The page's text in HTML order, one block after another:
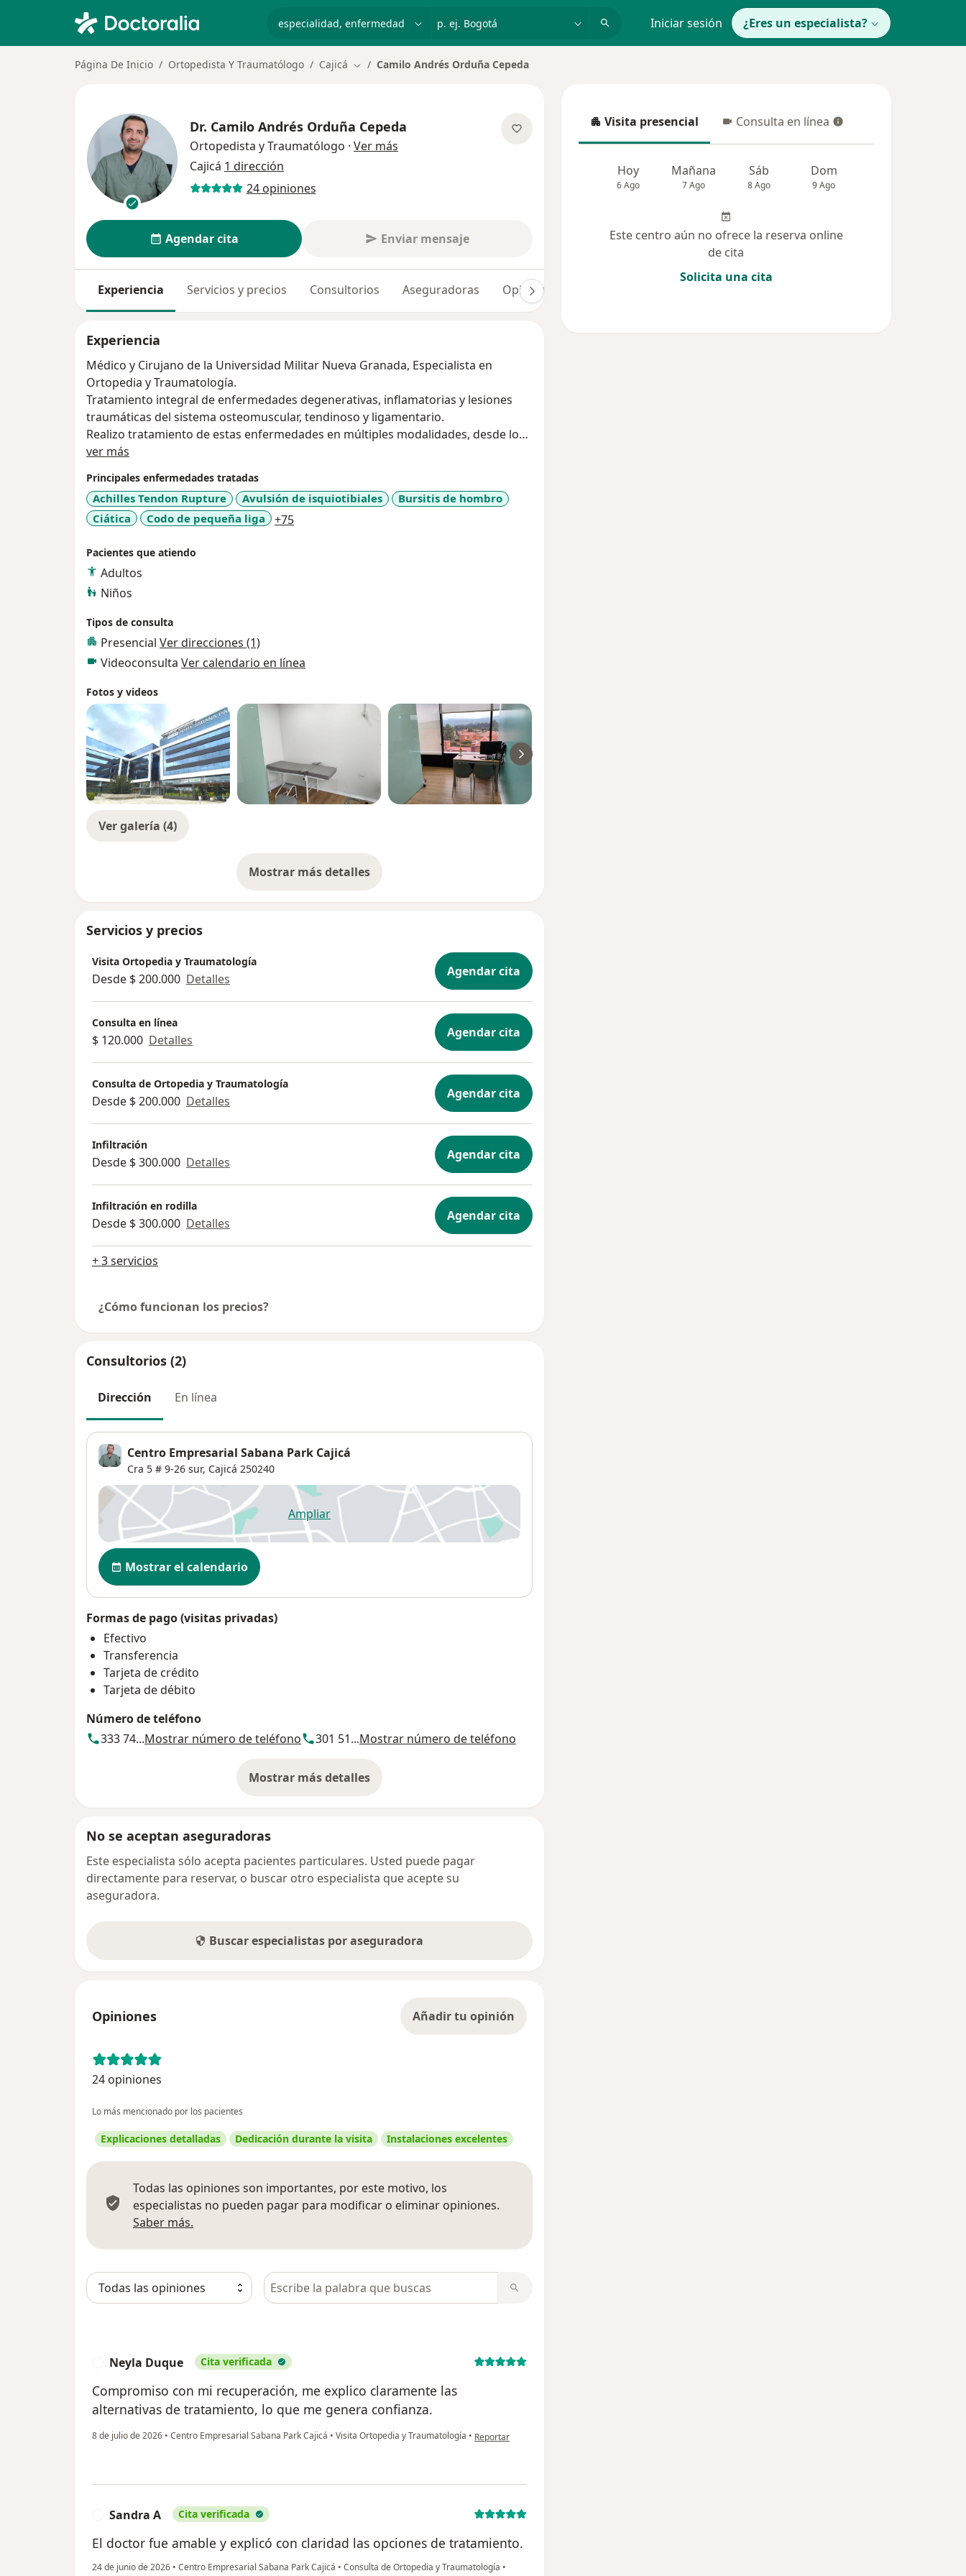
p. ej. Bogotá Iniciar sesión ¿Eres un especialista?
Página De Inicio Ortopedista Y Traumatólogo Cajicá Cambiar de ciudad
Camilo Andrés Orduña Cepeda
Dr. Camilo Andrés Orduña Cepeda
Ortopedista y Traumatólogo · Ver más
Cajicá 1 dirección
24 opiniones
Agendar cita Enviar mensaje
Experiencia Servicios y precios Consultorios Aseguradoras Opiniones (24)
Experiencia
Médico y Cirujano de la Universidad Militar Nueva Granada, Especialista en
Ortopedia y Traumatología.
Tratamiento integral de enfermedades degenerativas, inflamatorias y lesiones
traumáticas del sistema osteomuscular, tendinoso y ligamentario.
Realizo tratamiento de estas enfermedades en múltiples modalidades, desde lo
no invasivo, pasando por procedimientos menores como infiltraciones, hasta
ver más
Principales enfermedades tratadas
Achilles Tendon Rupture Avulsión de isquiotibiales
Bursitis de hombro
Ciática
Codo de pequeña liga +75a11y_sr_more_diseases
Pacientes que atiendo
Adultos
Niños
Tipos de consulta
Presencial Ver direcciones (1)
Videoconsulta Ver calendario en línea
Fotos y videos
Ver galería (4)
Mostrar más detalles
sobre la experiencia
Servicios y precios
Visita Ortopedia y Traumatología
Desde $ 200.000 Detalles Agendar cita
Consulta en línea
$ 120.000 Detalles Agendar cita
Consulta de Ortopedia y Traumatología
Desde $ 200.000 Detalles Agendar cita
Infiltración
Desde $ 300.000 Detalles Agendar cita
Infiltración en rodilla
Desde $ 300.000 Detalles Agendar cita
+ 3 servicios
¿Cómo funcionan los precios?
Consultorios (2)
Dirección En línea
Centro Empresarial Sabana Park Cajicá
Cra 5 # 9-26 sur, Cajicá 250240
Ampliarse abre en una nueva pestaña
Disponibilidad
Mostrar el calendario
Formas de pago (visitas privadas)
Efectivo
Transferencia
Tarjeta de crédito
Tarjeta de débito
Número de teléfono
333 74...Mostrar número de teléfono 301 51...Mostrar número de teléfono
Mostrar más detalles
sobre la dirección
No se aceptan aseguradoras
Este especialista sólo acepta pacientes particulares. Usted puede pagar
directamente para reservar, o buscar otro especialista que acepte su
aseguradora.
Buscar especialistas por aseguradora
Opiniones Añadir tu opinión
24 opiniones
Lo más mencionado por los pacientes
Explicaciones detalladas Dedicación durante la visita Instalaciones excelentes
Todas las opiniones son importantes, por este motivo, los
especialistas no pueden pagar para modificar o eliminar opiniones.
Saber más.
Busca en opiniones
Neyla Duque Cita verificada
Compromiso con mi recuperación, me explico claramente las
alternativas de tratamiento, lo que me genera confianza.
8 de julio de 2026 • Centro Empresarial Sabana Park Cajicá • Visita Ortopedia y Traumatología • en opinión del usuario Neyla Duque
Reportar
Sandra A Cita verificada
El doctor fue amable y explicó con claridad las opciones de tratamiento.
24 de junio de 2026 • Centro Empresarial Sabana Park Cajicá • Consulta de Ortopedia y Traumatología •
Visita presencial
Visita presencial Consulta en línea
Consulta en línea
Hoy
6 Ago
Mañana
7 Ago
Sáb
8 Ago
Dom
9 Ago
Este centro aún no ofrece la reserva online
de cita
Solicita una cita